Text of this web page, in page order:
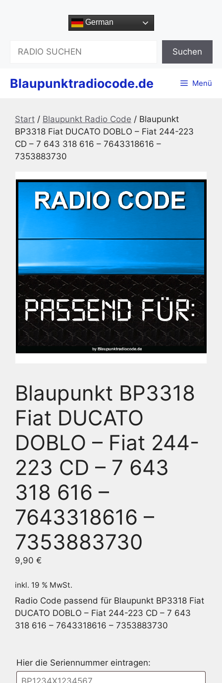
German
Suchen
Blaupunktradiocode.de Menü
Start / Blaupunkt Radio Code / Blaupunkt
BP3318 Fiat DUCATO DOBLO – Fiat 244-223
CD – 7 643 318 616 – 7643318616 –
7353883730
Blaupunkt BP3318
Fiat DUCATO
DOBLO – Fiat 244-
223 CD – 7 643
318 616 –
7643318616 –
7353883730
9,90 €
inkl. 19 % MwSt.
Radio Code passend für Blaupunkt BP3318 Fiat
DUCATO DOBLO – Fiat 244-223 CD – 7 643
318 616 – 7643318616 – 7353883730
Hier die Seriennummer eintragen: